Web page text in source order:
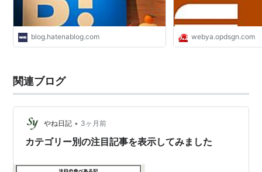
blog.hatenablog.com webya.opdsgn.com
関連ブログ
やね日記 • 3ヶ月前
カテゴリー別の注目記事を表示してみました